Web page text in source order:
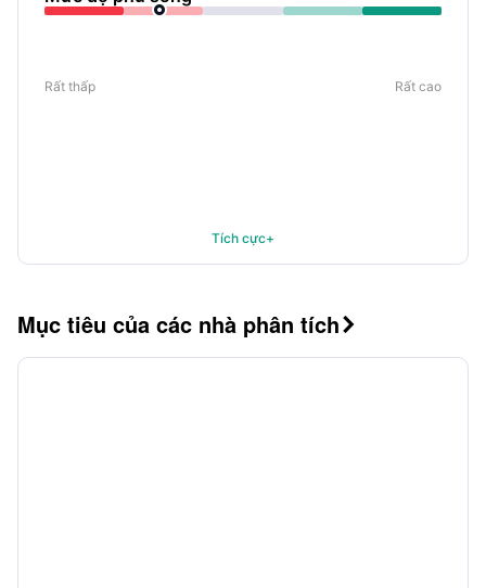
Rất thấp Rất cao
Tích cực+
Mục tiêu của các nhà phân tích 